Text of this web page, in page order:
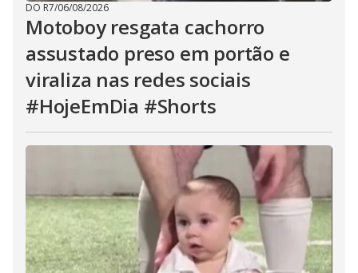
DO R7/06/08/2026
Motoboy resgata cachorro
assustado preso em portão e
viraliza nas redes sociais
#HojeEmDia #Shorts